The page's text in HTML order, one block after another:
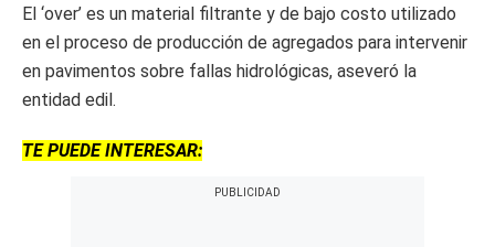
El ‘over’ es un material filtrante y de bajo costo utilizado
en el proceso de producción de agregados para intervenir
en pavimentos sobre fallas hidrológicas, aseveró la
entidad edil.
TE PUEDE INTERESAR: